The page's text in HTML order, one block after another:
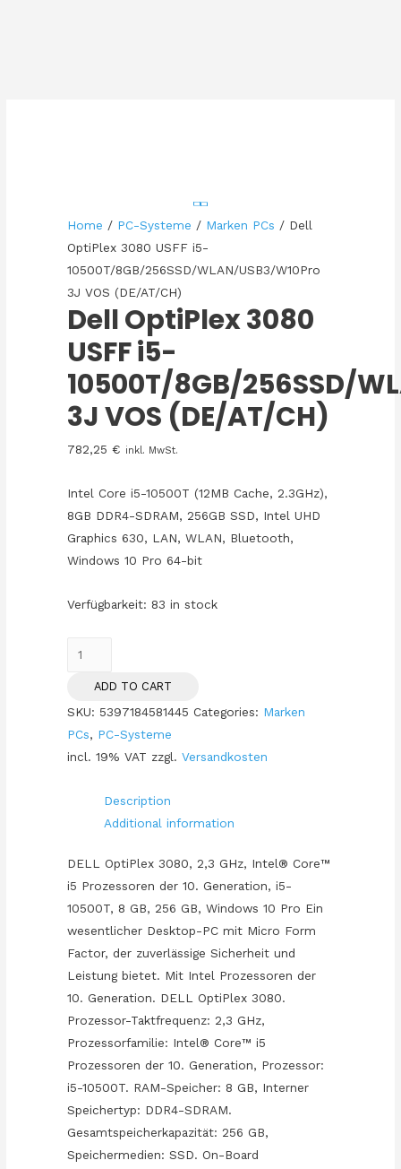
Home / PC-Systeme / Marken PCs / Dell
OptiPlex 3080 USFF i5-
10500T/8GB/256SSD/WLAN/USB3/W10Pro
3J VOS (DE/AT/CH)
Dell OptiPlex 3080
USFF i5-
10500T/8GB/256SSD/
3J VOS (DE/AT/CH)
782,25€ inkl. MwSt.
Intel Core i5-10500T (12MB Cache, 2.3GHz),
8GB DDR4-SDRAM, 256GB SSD, Intel UHD
Graphics 630, LAN, WLAN, Bluetooth,
Windows 10 Pro 64-bit
Verfügbarkeit: 83 in stock
3080
USFF
i5-
10500T/8GB/256SSD/WLAN/USB3/W10Pro
(DE/AT/CH)
ADD TO CART
SKU: 5397184581445 Categories: Marken
PCs, PC-Systeme
incl. 19% VAT zzgl.Versandkosten
Description
Additional information
DELL OptiPlex 3080, 2,3 GHz, Intel® Core™
i5 Prozessoren der 10. Generation, i5-
10500T, 8 GB, 256 GB, Windows 10 Pro Ein
wesentlicher Desktop-PC mit Micro Form
Factor, der zuverlässige Sicherheit und
Leistung bietet. Mit Intel Prozessoren der
10. Generation. DELL OptiPlex 3080.
Prozessor-Taktfrequenz: 2,3 GHz,
Prozessorfamilie: Intel® Core™ i5
Prozessoren der 10. Generation, Prozessor:
i5-10500T. RAM-Speicher: 8 GB, Interner
Speichertyp: DDR4-SDRAM.
Gesamtspeicherkapazität: 256 GB,
Speichermedien: SSD. On-Board